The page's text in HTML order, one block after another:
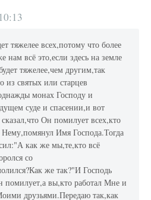
тяжелее всех,потому что более
нам всё это,если здесь на земле
тяжелее,чем другим,так
из святых или старцев
монах Господу и
суде и спасении,и вот
Он помилует всех,кто
Имя Господа.Тогда
как же мы,те,кто всё
со
же так?"И Господь
помилует,а вы,кто работал Мне и
друзьями.Передаю так,как